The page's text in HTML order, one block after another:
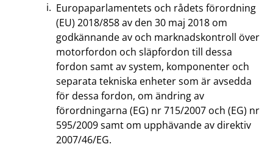
Europaparlamentets och rådets förordning
(EU) 2018/858 av den 30 maj 2018 om
godkännande av och marknadskontroll över
motorfordon och släpfordon till dessa
fordon samt av system, komponenter och
separata tekniska enheter som är avsedda
för dessa fordon, om ändring av
förordningarna (EG) nr 715/2007 och (EG) nr
595/2009 samt om upphävande av direktiv
2007/46/EG.